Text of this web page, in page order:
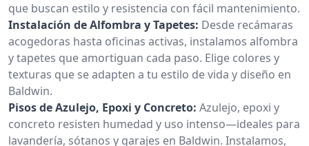
que buscan estilo y resistencia con fácil mantenimiento.
Instalación de Alfombra y Tapetes: Desde recámaras
acogedoras hasta oficinas activas, instalamos alfombra
y tapetes que amortiguan cada paso. Elige colores y
texturas que se adapten a tu estilo de vida y diseño en
Baldwin.
Pisos de Azulejo, Epoxi y Concreto: Azulejo, epoxi y
concreto resisten humedad y uso intenso—ideales para
lavandería, sótanos y garajes en Baldwin. Instalamos,